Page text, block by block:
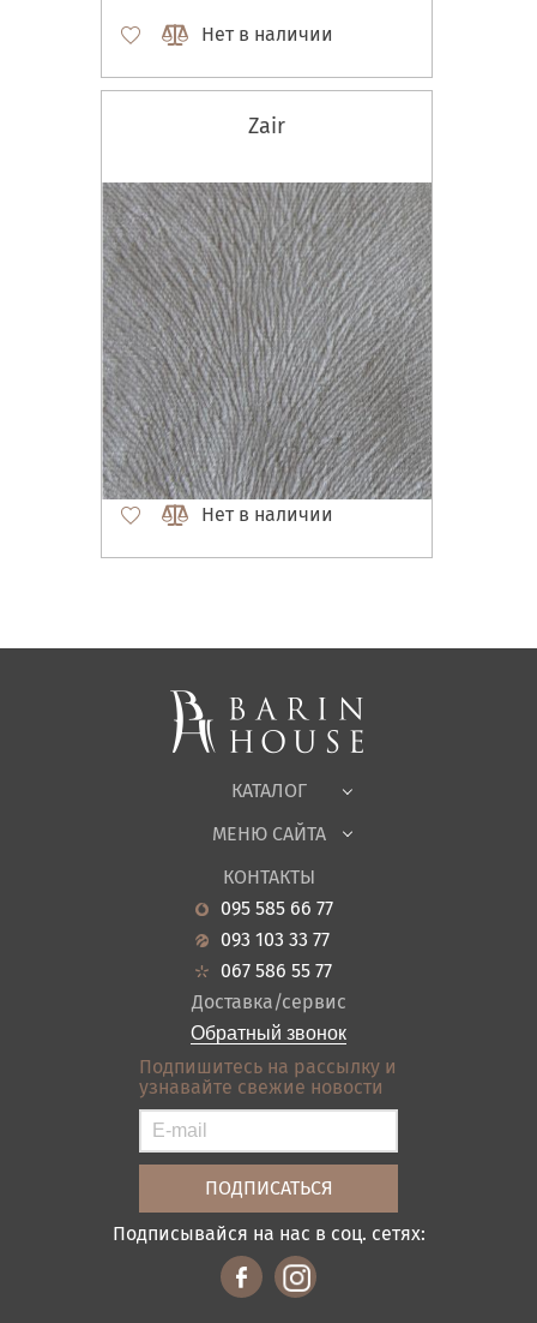
Нет в наличии
Zair
Нет в наличии
КАТАЛОГ
Спальни, Кровати
Корпусная мебель
Офисная мебель
Садовая мебель
Гостиная
Кухня
Прихожие
Ванная
Акции
МЕНЮ САЙТА
О нас
Новости
Гарантия
Кредит
Оплата и доставка
Отзывы
Контакты
Карта сайта
Условия покупки
КОНТАКТЫ
095 585 66 77
093 103 33 77
067 586 55 77
Доставка/сервис
Обратный звонок
Подпишитесь на рассылку и
узнавайте свежие новости
Подписывайся на нас в соц. сетях: